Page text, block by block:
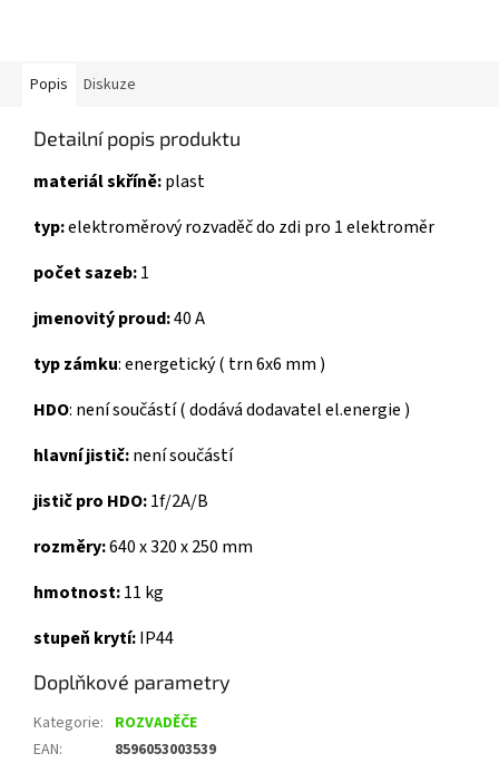
Popis Diskuze
Detailní popis produktu
materiál skříně:plast
typ:elektroměrový rozvaděč do zdi pro 1 elektroměr
počet sazeb:1
jmenovitý proud:40 A
typ zámku: energetický ( trn 6x6 mm )
HDO: není součástí ( dodává dodavatel el.energie )
hlavní jistič:není součástí
jistič pro HDO:1f/2A/B
rozměry:640 x 320 x 250 mm
hmotnost:11 kg
stupeň krytí:IP44
Doplňkové parametry
Kategorie: ROZVADĚČE
EAN: 8596053003539